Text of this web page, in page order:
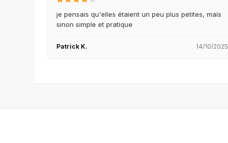
je pensais qu'elles étaient un peu plus petites, mais
sinon simple et pratique
Patrick K. 14/10/2025